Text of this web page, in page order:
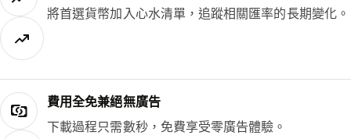
將首選貨幣加入心水清單，追蹤相關匯率的長期變化。
費用全免兼絕無廣告
下載過程只需數秒，免費享受零廣告體驗。